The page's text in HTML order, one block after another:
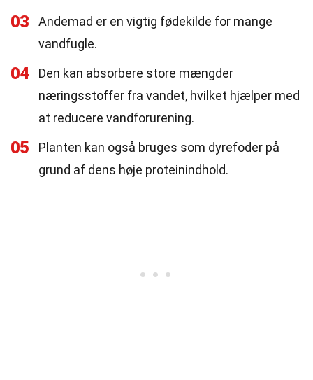
03
Andemad er en vigtig fødekilde for mange
vandfugle.
04
Den kan absorbere store mængder
næringsstoffer fra vandet, hvilket hjælper med
at reducere vandforurening.
05
Planten kan også bruges som dyrefoder på
grund af dens høje proteinindhold.